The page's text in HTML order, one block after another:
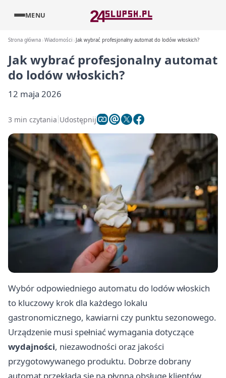
MENU
Strona główna Wiadomości Jak wybrać profesjonalny automat do lodów włoskich?
Jak wybrać profesjonalny automat
do lodów włoskich?
12 maja 2026
3 min czytania Udostępnij
Wybór odpowiedniego automatu do lodów włoskich
to kluczowy krok dla każdego lokalu
gastronomicznego, kawiarni czy punktu sezonowego.
Urządzenie musi spełniać wymagania dotyczące
wydajności, niezawodności oraz jakości
przygotowywanego produktu. Dobrze dobrany